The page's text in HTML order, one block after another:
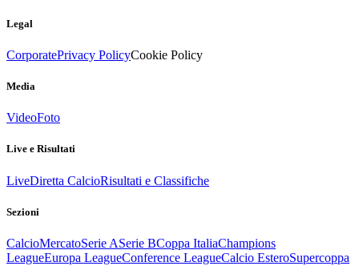
Legal
CorporatePrivacy PolicyCookie Policy
Media
VideoFoto
Live e Risultati
LiveDiretta CalcioRisultati e Classifiche
Sezioni
CalcioMercatoSerie ASerie BCoppa ItaliaChampions
LeagueEuropa LeagueConference LeagueCalcio EsteroSupercoppa